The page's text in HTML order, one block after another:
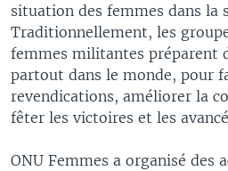
situation des femmes dans la
Traditionnellement, les
femmes militantes préparent
partout dans le monde, pour
revendications, améliorer la
fêter les victoires et les
ONU Femmes a organisé des